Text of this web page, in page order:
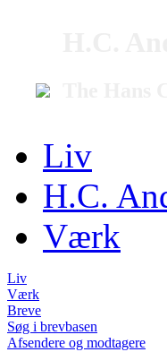
Liv
H.C.
Værk
Liv
Værk
Breve
Søg i brevbasen
Afsendere og modtagere